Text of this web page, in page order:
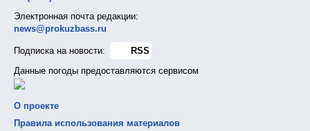
Электронная почта редакции:
news@prokuzbass.ru
Подписка на новости:
RSS
Данные погоды предоставляются сервисом
О проекте
Правила использования материалов